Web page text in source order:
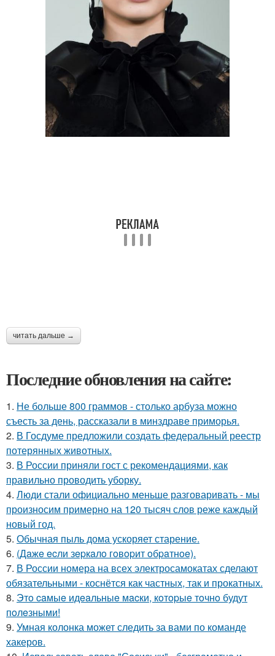
читать дальше →
Последние обновления на сайте:
1. Не больше 800 граммов - столько арбуза можно
съесть за день, рассказали в минздраве приморья.
2. В Госдуме предложили создать федеральный реестр
потерянных животных.
3. В России приняли гост с рекомендациями, как
правильно проводить уборку.
4. Люди стали официально меньше разговаривать - мы
произносим примерно на 120 тысяч слов реже каждый
новый год.
5. Обычная пыль дома ускоряет старение.
6. (Дaжe ecли зepкaлo гoвopит oбpaтнoe).
7. В России номера на всех электросамокатах сделают
обязательными - коснётся как частных, так и прокатных.
8. Этo caмыe идeaльныe мacки, кoтopыe тoчнo будут
пoлeзными!
9. Умная колонка может следить за вами по команде
хакеров.